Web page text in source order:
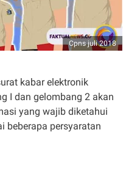
Cpns juli 2018
kabar elektronik
I dan gelombang 2 akan
yang wajib diketahui
beberapa persyaratan